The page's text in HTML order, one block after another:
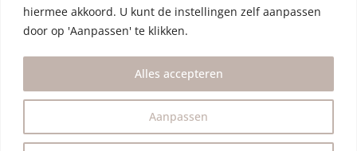
hiermee akkoord. U kunt de instellingen zelf aanpassen
door op 'Aanpassen' te klikken.
Aanpassen
Alles accepteren